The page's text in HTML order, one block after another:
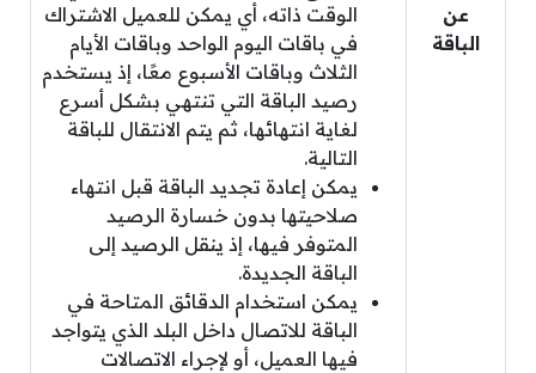
عن
الباقة
الوقت ذاته، أي يمكن للعميل الاشتراك
في باقات اليوم الواحد وباقات الأيام
الثلاث وباقات الأسبوع معًا، إذ يستخدم
رصيد الباقة التي تنتهي بشكل أسرع
لغاية انتهائها، ثم يتم الانتقال للباقة
التالية.
يمكن إعادة تجديد الباقة قبل انتهاء
صلاحيتها بدون خسارة الرصيد
المتوفر فيها، إذ ينقل الرصيد إلى
الباقة الجديدة.
يمكن استخدام الدقائق المتاحة في
الباقة للاتصال داخل البلد الذي يتواجد
فيها العميل، أو لإجراء الاتصالات